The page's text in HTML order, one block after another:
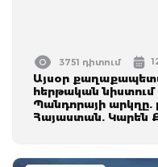
3751 դիտում
Այսօր
հերթական
Պանդորայի արկղը.
Հայաստան. Կարեն